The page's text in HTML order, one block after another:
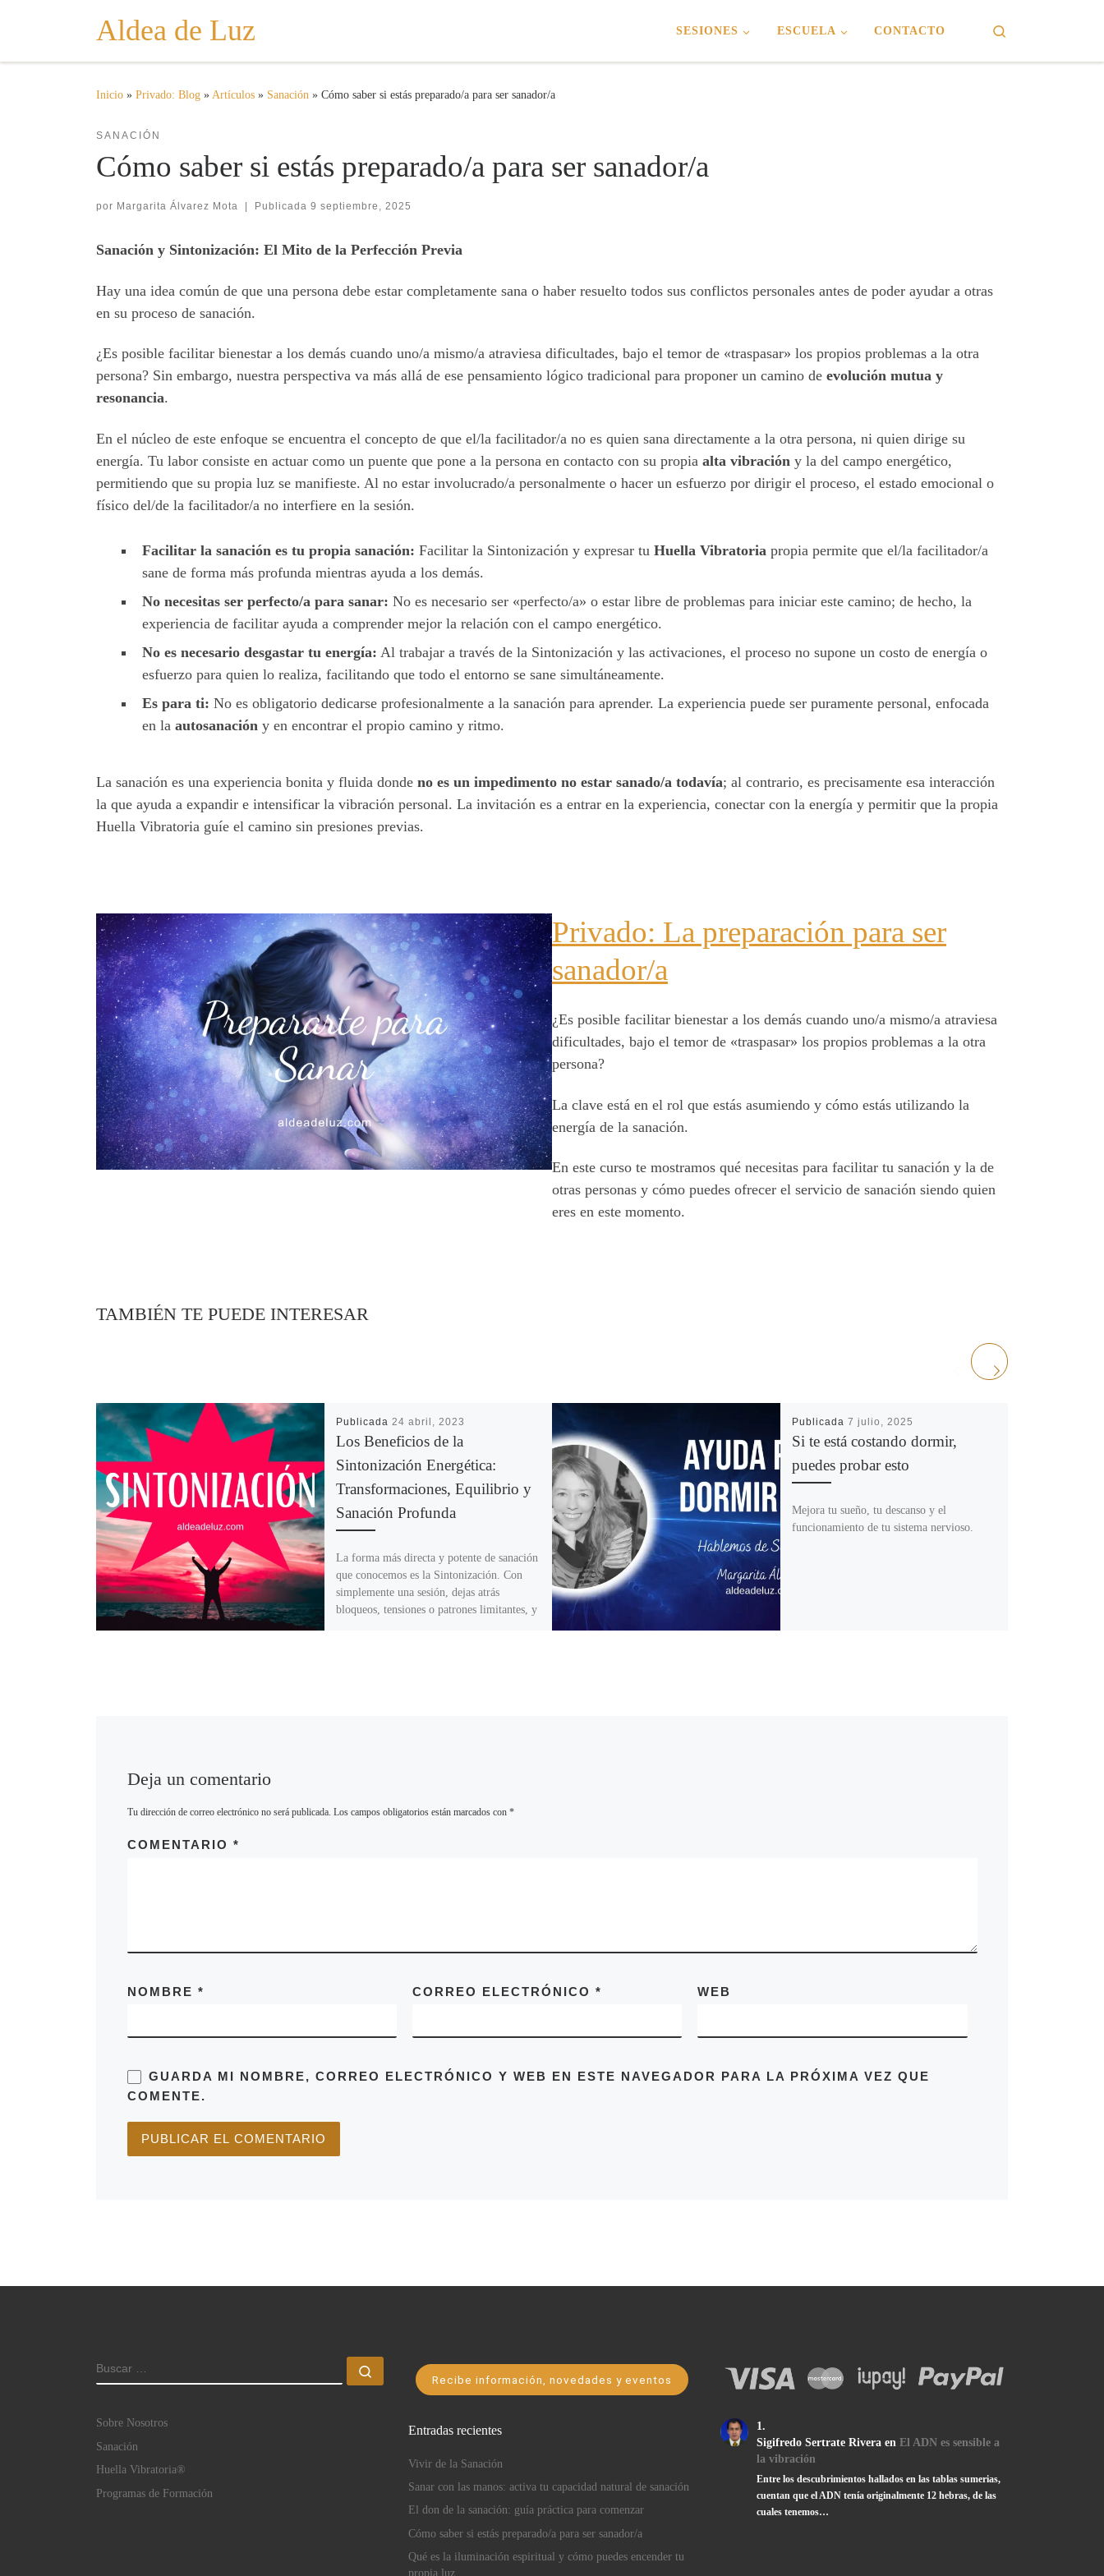
Saltar al contenidoAldea de Luz SESIONES ESCUELA CONTACTO
Inicio » Privado: Blog »Artículos » Sanación » Cómo saber si estás preparado/a para ser sanador/a
SANACIÓN
Cómo saber si estás preparado/a para ser sanador/a
por Margarita Álvarez Mota Publicada 9 septiembre, 2025
Sanación y Sintonización: El Mito de la Perfección Previa
Hay una idea común de que una persona debe estar completamente sana o haber resuelto todos sus conflictos personales antes de poder ayudar a otras
en su proceso de sanación.
¿Es posible facilitar bienestar a los demás cuando uno/a mismo/a atraviesa dificultades, bajo el temor de «traspasar» los propios problemas a la otra
persona? Sin embargo, nuestra perspectiva va más allá de ese pensamiento lógico tradicional para proponer un camino de evolución mutua y
resonancia.
En el núcleo de este enfoque se encuentra el concepto de que el/la facilitador/a no es quien sana directamente a la otra persona, ni quien dirige su
energía. Tu labor consiste en actuar como un puente que pone a la persona en contacto con su propia alta vibración y la del campo energético,
permitiendo que su propia luz se manifieste. Al no estar involucrado/a personalmente o hacer un esfuerzo por dirigir el proceso, el estado emocional o
físico del/de la facilitador/a no interfiere en la sesión.
Facilitar la sanación es tu propia sanación: Facilitar la Sintonización y expresar tu Huella Vibratoria propia permite que el/la facilitador/a
sane de forma más profunda mientras ayuda a los demás.
No necesitas ser perfecto/a para sanar: No es necesario ser «perfecto/a» o estar libre de problemas para iniciar este camino; de hecho, la
experiencia de facilitar ayuda a comprender mejor la relación con el campo energético.
No es necesario desgastar tu energía: Al trabajar a través de la Sintonización y las activaciones, el proceso no supone un costo de energía o
esfuerzo para quien lo realiza, facilitando que todo el entorno se sane simultáneamente.
Es para ti: No es obligatorio dedicarse profesionalmente a la sanación para aprender. La experiencia puede ser puramente personal, enfocada
en la autosanación y en encontrar el propio camino y ritmo.
La sanación es una experiencia bonita y fluida donde no es un impedimento no estar sanado/a todavía; al contrario, es precisamente esa interacción
la que ayuda a expandir e intensificar la vibración personal. La invitación es a entrar en la experiencia, conectar con la energía y permitir que la propia
Huella Vibratoria guíe el camino sin presiones previas.
Privado: La preparación para ser
sanador/a
¿Es posible facilitar bienestar a los demás cuando uno/a mismo/a atraviesa
dificultades, bajo el temor de «traspasar» los propios problemas a la otra
persona?
La clave está en el rol que estás asumiendo y cómo estás utilizando la
energía de la sanación.
En este curso te mostramos qué necesitas para facilitar tu sanación y la de
otras personas y cómo puedes ofrecer el servicio de sanación siendo quien
eres en este momento.
TAMBIÉN TE PUEDE INTERESAR
Publicada 24 abril, 2023
Los Beneficios de la
Sintonización Energética:
Transformaciones, Equilibrio y
Sanación Profunda
La forma más directa y potente de sanación
que conocemos es la Sintonización. Con
simplemente una sesión, dejas atrás
bloqueos, tensiones o patrones limitantes, y
Publicada 7 julio, 2025
Si te está costando dormir,
puedes probar esto
Mejora tu sueño, tu descanso y el
funcionamiento de tu sistema nervioso.
Deja un comentario
Tu dirección de correo electrónico no será publicada. Los campos obligatorios están marcados con *
COMENTARIO *
NOMBRE * CORREO ELECTRÓNICO * WEB
GUARDA MI NOMBRE, CORREO ELECTRÓNICO Y WEB EN ESTE NAVEGADOR PARA LA PRÓXIMA VEZ QUE
COMENTE.
BUSCAR Buscar …
Sobre Nosotros
Sanación
Huella Vibratoria®
Programas de Formación
Recibe información, novedades y eventos
Entradas recientes
Vivir de la Sanación
Sanar con las manos: activa tu capacidad natural de sanación
El don de la sanación: guía práctica para comenzar
Cómo saber si estás preparado/a para ser sanador/a
Qué es la iluminación espiritual y cómo puedes encender tu
propia luz
Sigifredo Sertrate Riveraen El ADN es sensible a
la vibración
Entre los descubrimientos hallados en las tablas sumerias,
cuentan que el ADN tenía originalmente 12 hebras, de las
cuales tenemos…